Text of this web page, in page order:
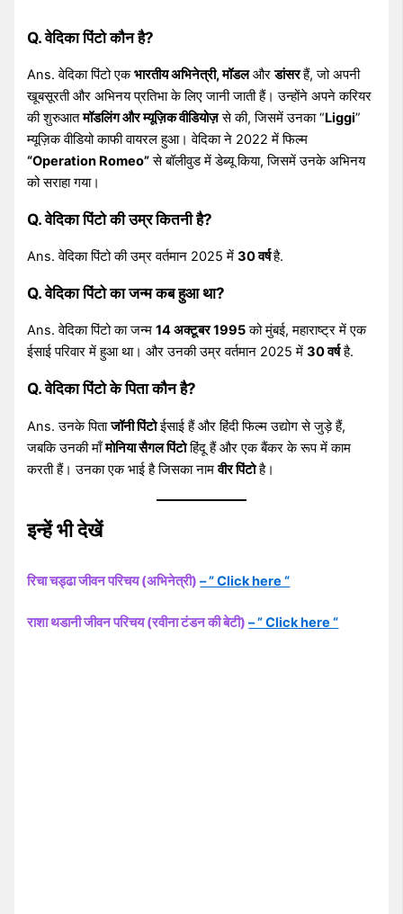
Q. वेदिका पिंटो कौन है?
Ans. वेदिका पिंटो एकभारतीय अभिनेत्री, मॉडलऔरडांसरहैं, जो अपनी
खूबसूरती और अभिनय प्रतिभा के लिए जानी जाती हैं। उन्होंने अपने करियर
की शुरुआतमॉडलिंग और म्यूज़िक वीडियोज़से की, जिसमें उनका “Liggi”
म्यूज़िक वीडियो काफी वायरल हुआ। वेदिका ने 2022 में फिल्म
“Operation Romeo”से बॉलीवुड में डेब्यू किया, जिसमें उनके अभिनय
को सराहा गया।
Q. वेदिका पिंटो की उम्र कितनी है?
Ans. वेदिका पिंटो की उम्र वर्तमान 2025 में30 वर्षहै.
Q. वेदिका पिंटो का जन्म कब हुआ था?
Ans. वेदिका पिंटो का जन्म14 अक्टूबर 1995को मुंबई, महाराष्ट्र में एक
ईसाई परिवार में हुआ था। और उनकी उम्र वर्तमान 2025 में30 वर्षहै.
Q. वेदिका पिंटो के पिता कौन है?
Ans. उनके पिताजॉनी पिंटोईसाई हैं और हिंदी फिल्म उद्योग से जुड़े हैं,
जबकि उनकी माँमोनिया सैगल पिंटोहिंदू हैं और एक बैंकर के रूप में काम
करती हैं। उनका एक भाई है जिसका नामवीर पिंटोहै।
इन्हें भी देखें
रिचा चड्ढा जीवन परिचय (अभिनेत्री)– ” Click here “
राशा थडानी जीवन परिचय (रवीना टंडन की बेटी)– ” Click here “